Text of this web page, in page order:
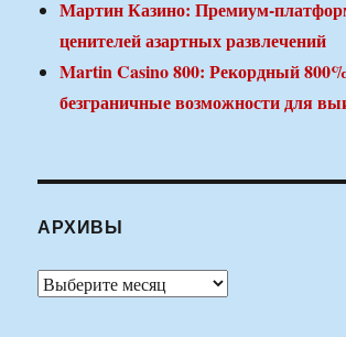
Мартин Казино: Премиум-
ценителей азартных развлечений
Martin Casino 800: Рекордный
безграничные возможности для
АРХИВЫ
Архивы